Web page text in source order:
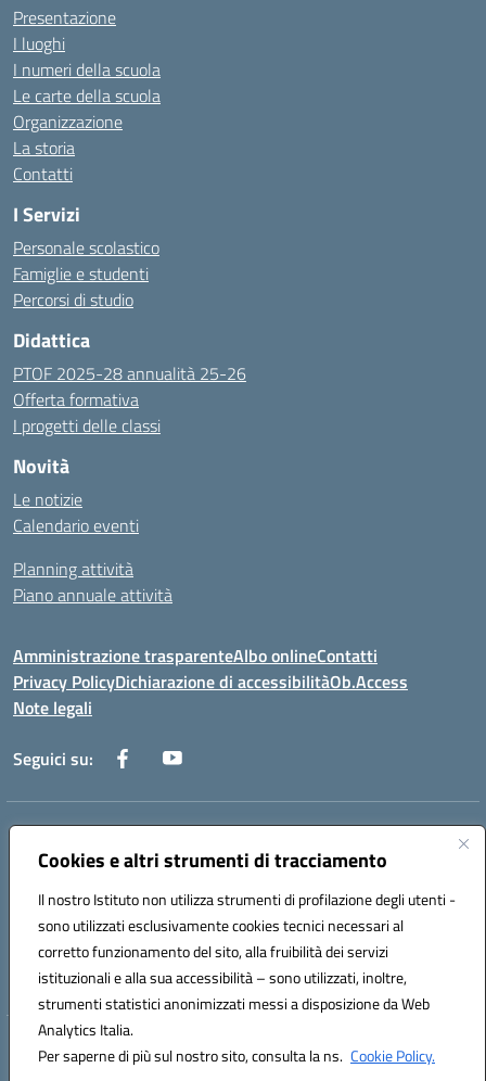
Cookies e altri strumenti di tracciamento
Il nostro Istituto non utilizza strumenti di profilazione degli utenti -
sono utilizzati esclusivamente cookies tecnici necessari al
corretto funzionamento del sito, alla fruibilità dei servizi
istituzionali e alla sua accessibilità – sono utilizzati, inoltre,
strumenti statistici anonimizzati messi a disposizione da Web
Analytics Italia.
Per saperne di più sul nostro sito, consulta la ns. Cookie Policy.
Presentazione
I luoghi
I numeri della scuola
Le carte della scuola
Organizzazione
La storia
Contatti
I Servizi
Personale scolastico
Famiglie e studenti
Percorsi di studio
Didattica
PTOF 2025-28 annualità 25-26
Offerta formativa
I progetti delle classi
Novità
Le notizie
Calendario eventi
Planning attività
Piano annuale attività
Amministrazione trasparenteAlbo onlineContatti
Privacy PolicyDichiarazione di accessibilitàOb.Access
Note legali
Seguici su:
Indirizzo:
Centralino:0733/815931 - 0733/784180
Posta elettronica certificata (PEC):MCIS00200P@pec.istruzione.it
Codice fiscale: 80006860433
Codice meccanografico: MCIS00200P
Hosting & Powered by 3D Solution S.r.l.
Concept & Design by Designers Italia